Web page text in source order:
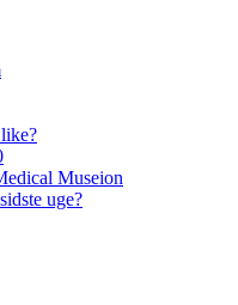
Museion
uge?